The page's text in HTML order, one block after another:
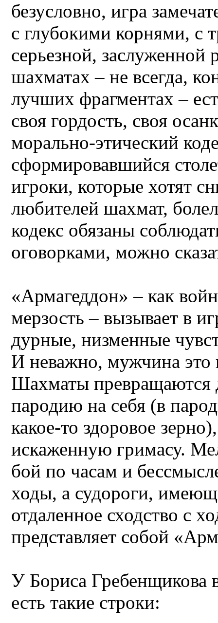
безусловно, игра
с глубокими корнями, с
серьезной, заслуженной
шахматах – не всегда,
лучших фрагментах –
своя гордость, своя
морально-этический
сформировавшийся
игроки, которые хотят
любителей шахмат,
кодекс обязаны
оговорками, можно
«Армагеддон» – как
мерзость – вызывает в
дурные, низменные
И неважно, мужчина
Шахматы превращаются
пародию на себя (в
какое-то здоровое
искаженную гримасу.
бой по часам и
ходы, а судороги,
отдаленное сходство с
представляет собой
У Бориса Гребенщикова
есть такие строки: